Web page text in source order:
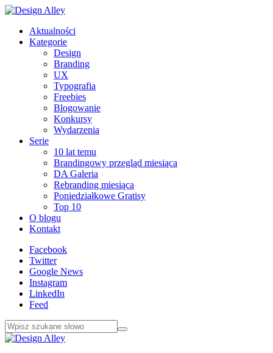
Aktualności
Kategorie
Design
Branding
UX
Typografia
Freebies
Blogowanie
Konkursy
Wydarzenia
Serie
10 lat temu
Brandingowy przegląd miesiąca
DA Galeria
Rebranding miesiąca
Poniedziałkowe Gratisy
Top 10
O blogu
Kontakt
Facebook
Twitter
Google News
Instagram
LinkedIn
Feed